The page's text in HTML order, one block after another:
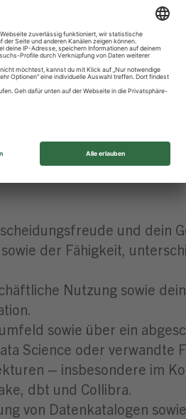
Zielen bei.
ein, koordinierst die
der Datendomäne.
Product Owner Data,
Optimierung voran.
weiter und übernimmst
Mesh Architektur.
und dein
der Fähigkeit,
Nutzung sowie
sowie über ein
Science oder verwandte
– insbesondere im
dbt und Collibra.
von Datenkatalogen